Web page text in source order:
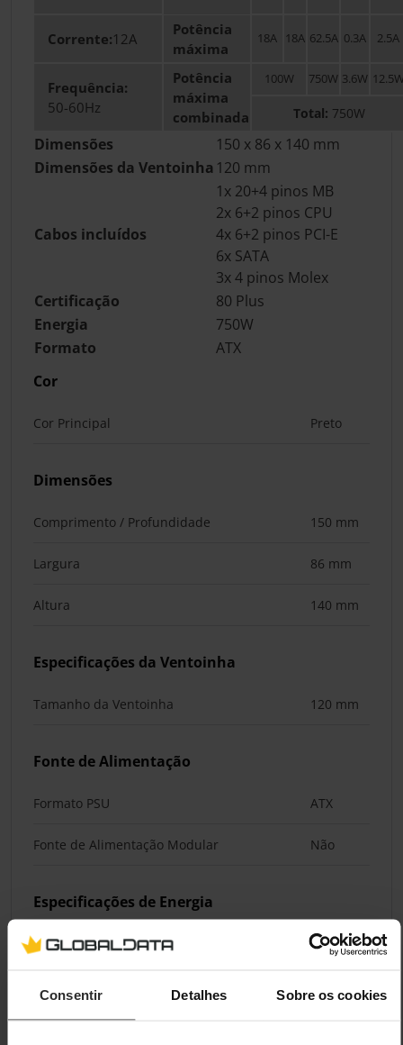
Consentir Detalhes Sobre os cookies
Corrente:12A
Potência
máxima
18A 18A 62.5A 0.3A 2.5A
Frequência:
50-60Hz
Potência
máxima
combinada
100W 750W 3.6W
Total: 750W
Dimensões
150 x 86 x 140 mm
Dimensões da Ventoinha 120 mm
Cabos incluídos
1x 20+4 pinos MB
2x 6+2 pinos CPU
4x 6+2 pinos PCI-E
6x SATA
3x 4 pinos Molex
Certificação
80 Plus
Energia
750W
Formato
ATX
Cor
Cor Principal Preto
Dimensões
Comprimento / Profundidade 150 mm
Largura 86 mm
Altura 140 mm
Especificações da Ventoinha
Tamanho da Ventoinha 120 mm
Fonte de Alimentação
Formato PSU ATX
Fonte de Alimentação Modular Não
Especificações de Energia
Potência Total de Saída 750 W
Saída de Energia +12V Rails